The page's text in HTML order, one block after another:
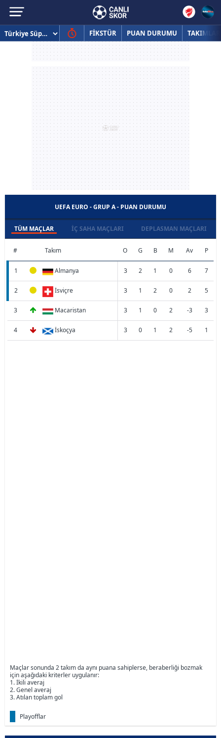
FİKSTÜR PUAN DURUMU TAKIMLAR
UEFA EURO - GRUP A - PUAN DURUMU
TÜM MAÇLAR İÇ SAHA MAÇLARI DEPLASMAN MAÇLARI
# Takım O G B M Av P
1 Almanya 3 2 1 0 6 7
2 İsviçre 3 1 2 0 2 5
3 Macaristan 3 1 0 2 -3 3
4 İskoçya 3 0 1 2 -5 1
Maçlar sonunda 2 takım da aynı puana sahiplerse, beraberliği bozmak
için aşağıdaki kriterler uygulanır:
1. İkili averaj
2. Genel averaj
3. Atılan toplam gol
Playofflar